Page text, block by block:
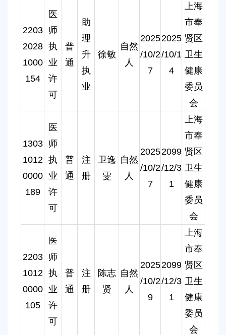
2203
2028
1000
154
医
师
执
业
许
可
普
通
助
理
升
执
业
徐敏
自然
人
2025
/10/2
7
2025
/10/1
4
上海
市奉
贤区
卫生
健康
委员
会
1303
1012
0000
189
医
师
执
业
许
可
普
通
注
册
卫逸
雯
自然
人
2025
/10/2
7
2099
/12/3
1
上海
市奉
贤区
卫生
健康
委员
会
2203
1012
0000
105
医
师
执
业
许
可
普
通
注
册
陈志
贤
自然
人
2025
/10/2
9
2099
/12/3
1
上海
市奉
贤区
卫生
健康
委员
会